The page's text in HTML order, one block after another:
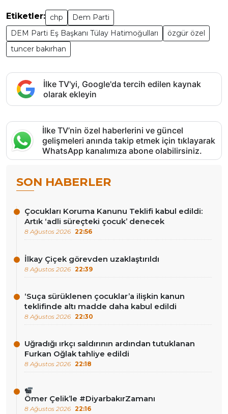
Etiketler: chp
Dem Parti
DEM Parti Eş Başkanı Tülay Hatimoğulları
özgür özel
tuncer bakırhan
İlke TV'yi, Google'da tercih edilen kaynak
olarak ekleyin
İlke TV’nin özel haberlerini ve güncel
gelişmeleri anında takip etmek için tıklayarak
WhatsApp kanalımıza abone olabilirsiniz.
SON HABERLER
Çocukları Koruma Kanunu Teklifi kabul edildi:
Artık ‘adli süreçteki çocuk’ denecek
8 Ağustos 2026 22:56
İlkay Çiçek görevden uzaklaştırıldı
8 Ağustos 2026 22:39
‘Suça sürüklenen çocuklar’a ilişkin kanun
teklifinde altı madde daha kabul edildi
8 Ağustos 2026 22:30
Uğradığı ırkçı saldırının ardından tutuklanan
Furkan Oğlak tahliye edildi
8 Ağustos 2026 22:18
Ömer Çelik’le #DiyarbakırZamanı
8 Ağustos 2026 22:16